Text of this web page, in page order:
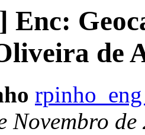
Enc:
de
Novembro